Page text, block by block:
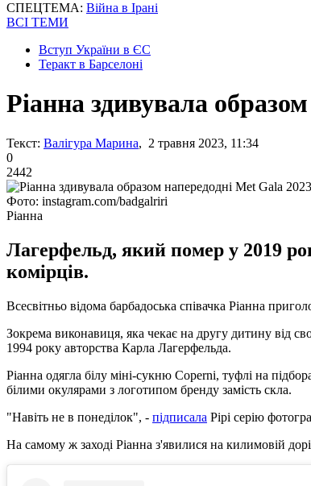
СПЕЦТЕМА: Війна в Ірані
ВСІ ТЕМИ
Вступ України в ЄС
Теракт в Барселоні
Ріанна здивувала
Текст: Валігура Марина, 2 травня 2023, 11:34
0
2442
Фото: instagram.com/badgalriri
Ріанна
Лагерфельд, який помер у 2019
комірців.
Всесвітньо відома барбадоська співачка Ріанна
Зокрема виконавиця, яка чекає на другу дитину від
1994 року авторства Карла Лагерфельда.
Ріанна одягла білу міні-сукню Coperni, туфлі на
білими окулярами з логотипом бренду замість скла.
"Навіть не в понеділок", - підписала Рірі серію
На самому ж заході Ріанна з'явилися на килимовій